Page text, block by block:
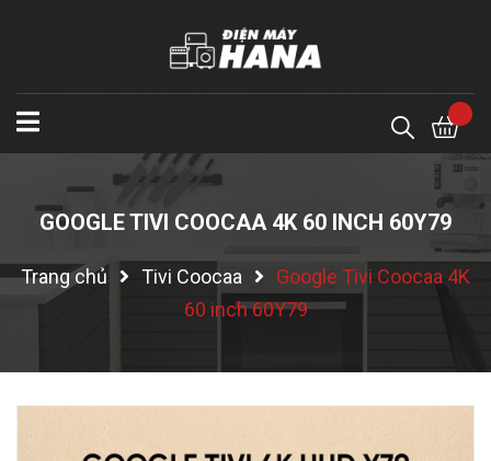
GOOGLE TIVI COOCAA 4K 60 INCH 60Y79
Trang chủ Tivi Coocaa
Google Tivi Coocaa 4K
60 inch 60Y79